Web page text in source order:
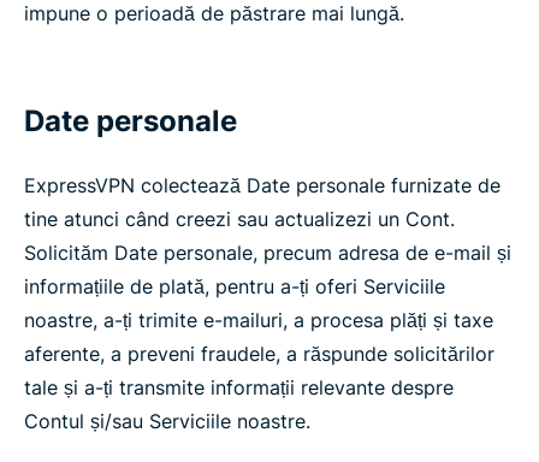
impune o perioadă de păstrare mai lungă.
Date personale
ExpressVPN colectează Date personale furnizate de
tine atunci când creezi sau actualizezi un Cont.
Solicităm Date personale, precum adresa de e-mail și
informațiile de plată, pentru a-ți oferi Serviciile
noastre, a-ți trimite e-mailuri, a procesa plăți și taxe
aferente, a preveni fraudele, a răspunde solicitărilor
tale și a-ți transmite informații relevante despre
Contul și/sau Serviciile noastre.